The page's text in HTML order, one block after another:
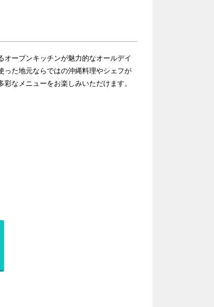
ープンキッチンが魅力的なオールデイ
った地元ならではの沖縄料理やシェフが
なメニューをお楽しみいただけます。